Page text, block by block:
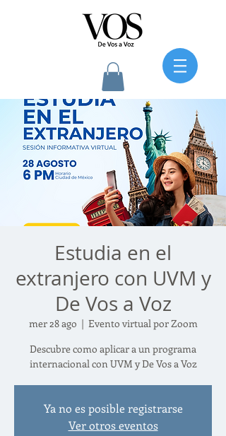
Estudia en el
extranjero con UVM y
De Vos a Voz
mer 28 ago
  |
Evento virtual por Zoom
Descubre como aplicar a un programa
internacional con UVM y De Vos a Voz
Ya no es posible registrarse
Ver otros eventos